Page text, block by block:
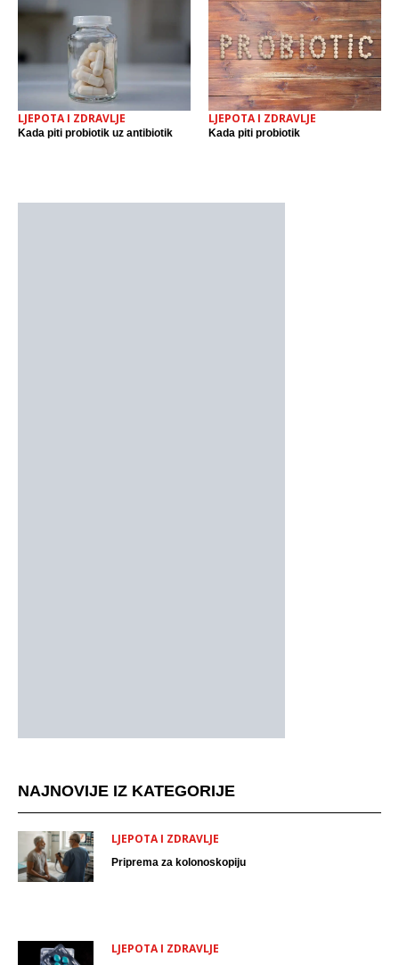
LJEPOTA I ZDRAVLJE
Kada piti probiotik uz antibiotik
LJEPOTA I ZDRAVLJE
Kada piti probiotik
NAJNOVIJE IZ KATEGORIJE
LJEPOTA I ZDRAVLJE
Priprema za kolonoskopiju
LJEPOTA I ZDRAVLJE